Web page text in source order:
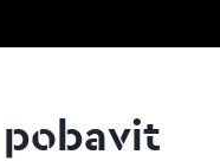
pobavit